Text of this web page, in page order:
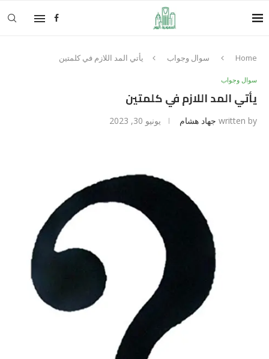
Home سوال وجواب يأتي المد اللازم في كلمتين
سوال وجواب
يأتي المد اللازم في كلمتين
written by جهاد هشام يونيو 30, 2023